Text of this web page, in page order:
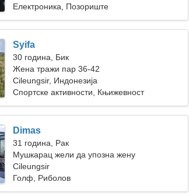
Електроника, Позориште
Syifa
30 година, Бик
Жена тражи пар 36-42
Cileungsir, Индонезија
Спортске активности, Књижевност
Dimas
31 година, Рак
Мушкарац жели да упозна жену
Cileungsir
Голф, Риболов